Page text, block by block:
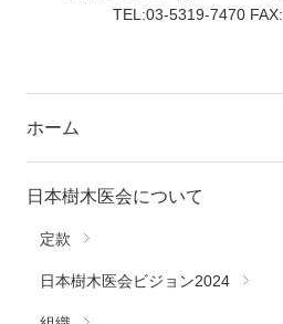
TEL:03-5319-7470
ホーム
日本樹木医会について
定款
日本樹木医会ビジョン2024